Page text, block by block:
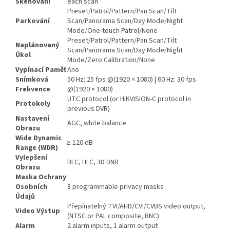
Parkování
Preset/Patrol/Pattern/Pan Scan/Tilt
Scan/Panorama Scan/Day Mode/Night
Mode/One-touch Patrol/None
Naplánovaný
Úkol
Preset/Patrol/Pattern/Pan Scan/Tilt
Scan/Panorama Scan/Day Mode/Night
Mode/Zero Calibration/None
Vypínací PaměťAno
Snímková
Frekvence
50 Hz: 25 fps @(1920 × 1080) | 60 Hz: 30 fps
@(1920 × 1080)
Protokoly
UTC protocol (or HIKVISION-C protocol in
previous DVR)
Nastavení
Obrazu
AGC, white balance
Wide Dynamic
Range (WDR)
≥ 120 dB
Vylepšení
Obrazu
BLC, HLC, 3D DNR
Maska Ochrany
Osobních
Údajů
8 programmable privacy masks
Video Výstup
Přepínatelný TVI/AHD/CVI/CVBS video output,
(NTSC or PAL composite, BNC)
Alarm
2 alarm inputs, 1 alarm output